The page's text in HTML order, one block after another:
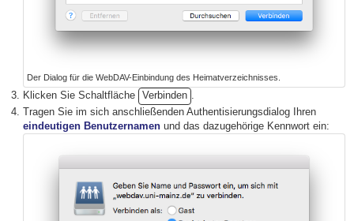
Der Dialog für die WebDAV-Einbindung des Heimatverzeichnisses.
Klicken Sie Schaltfläche Verbinden
Tragen Sie im sich anschließenden Authentisierungsdialog Ihren
eindeutigen Benutzernamen und das dazugehörige Kennwort ein: